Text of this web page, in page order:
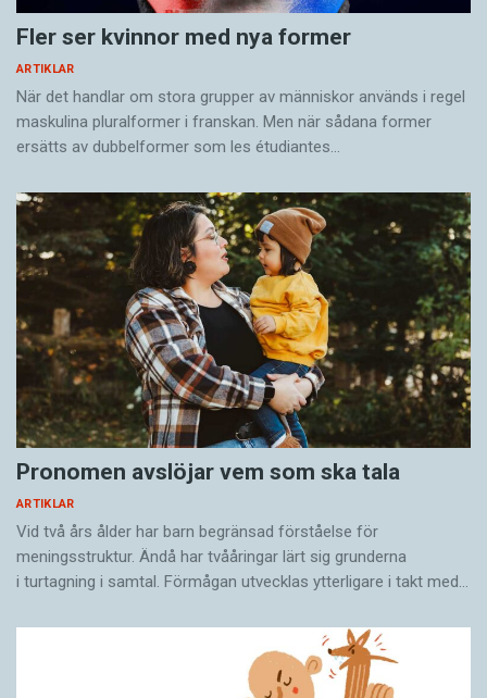
Fler ser kvinnor med nya former
ARTIKLAR
När det handlar om stora grupper av människor används i regel
maskulina pluralformer i franskan. Men när sådana ­former
ersätts av dubbel­former som les étudiantes…
Pronomen avslöjar vem som ska tala
ARTIKLAR
Vid två års ålder har barn begränsad förståelse för
meningsstruktur. Ändå har tvååringar lärt sig grunderna
i turtagning i samtal. Förmågan utvecklas ytterligare i takt med…